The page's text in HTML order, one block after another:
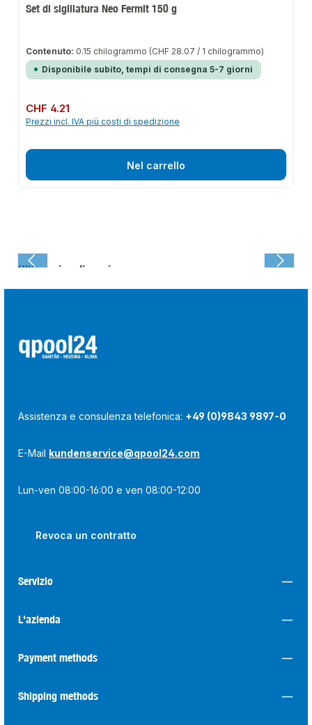
Set di sigillatura Neo Fermit 150 g
Contenuto: 0.15 chilogrammo (CHF 28.07 / 1 chilogrammo)
Disponibile subito, tempi di consegna 5-7 giorni
Prezzo normale:
CHF 4.21
Prezzi incl. IVA più costi di spedizione
Nel carrello
Ultima visualizzazione:
Assistenza e consulenza telefonica: +49 (0)9843 9897-0
E-Mail kundenservice@qpool24.com
Lun-ven 08:00-16:00 e ven 08:00-12:00
Revoca un contratto
Servizio
L'azienda
Payment methods
Shipping methods